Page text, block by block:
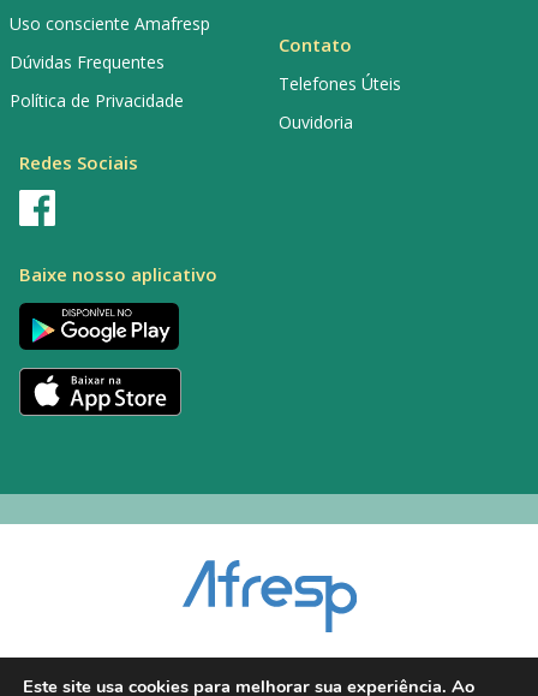
Uso consciente Amafresp
Dúvidas Frequentes
Política de Privacidade
Contato
Telefones Úteis
Ouvidoria
Redes Sociais
Baixe nosso aplicativo
dpo@afresp.org.br
Este site usa cookies para melhorar sua experiência. Ao